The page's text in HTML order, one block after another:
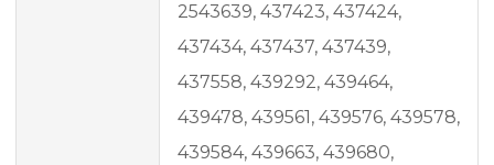
2543639, 437423, 437424,
437434, 437437, 437439,
437558, 439292, 439464,
439478, 439561, 439576, 439578,
439584, 439663, 439680,